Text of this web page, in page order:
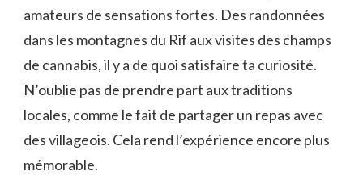
amateurs de sensations fortes. Des randonnées
dans les montagnes du Rif aux visites des champs
de cannabis, il y a de quoi satisfaire ta curiosité.
N’oublie pas de prendre part aux traditions
locales, comme le fait de partager un repas avec
des villageois. Cela rend l’expérience encore plus
mémorable.